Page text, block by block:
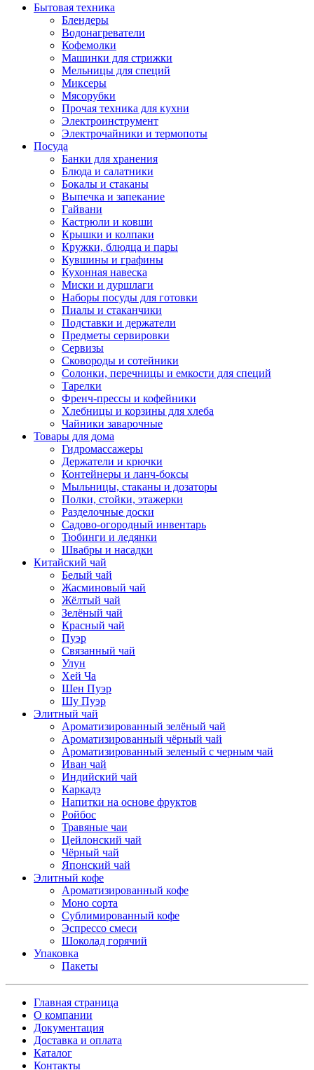
Бытовая техника
Блендеры
Водонагреватели
Кофемолки
Машинки для стрижки
Мельницы для специй
Миксеры
Мясорубки
Прочая техника для кухни
Электроинструмент
Электрочайники и термопоты
Посуда
Банки для хранения
Блюда и салатники
Бокалы и стаканы
Выпечка и запекание
Гайвани
Кастрюли и ковши
Крышки и колпаки
Кружки, блюдца и пары
Кувшины и графины
Кухонная навеска
Миски и дуршлаги
Наборы посуды для готовки
Пиалы и стаканчики
Подставки и держатели
Предметы сервировки
Сервизы
Сковороды и сотейники
Солонки, перечницы и емкости для специй
Тарелки
Френч-прессы и кофейники
Хлебницы и корзины для хлеба
Чайники заварочные
Товары для дома
Гидромассажеры
Держатели и крючки
Контейнеры и ланч-боксы
Мыльницы, стаканы и дозаторы
Полки, стойки, этажерки
Разделочные доски
Садово-огородный инвентарь
Тюбинги и ледянки
Швабры и насадки
Китайский чай
Белый чай
Жасминовый чай
Жёлтый чай
Зелёный чай
Красный чай
Пуэр
Связанный чай
Улун
Хей Ча
Шен Пуэр
Шу Пуэр
Элитный чай
Ароматизированный зелёный чай
Ароматизированный чёрный чай
Ароматизированный зеленый с черным чай
Иван чай
Индийский чай
Каркадэ
Напитки на основе фруктов
Ройбос
Травяные чаи
Цейлонский чай
Чёрный чай
Японский чай
Элитный кофе
Ароматизированный кофе
Моно сорта
Сублимированный кофе
Эспрессо смеси
Шоколад горячий
Упаковка
Пакеты
Главная страница
О компании
Документация
Доставка и оплата
Каталог
Контакты